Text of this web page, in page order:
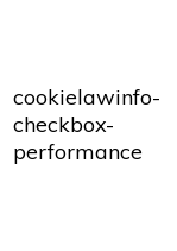
cookielawinfo-
checkbox-
performance